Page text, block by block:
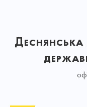
Деснянська